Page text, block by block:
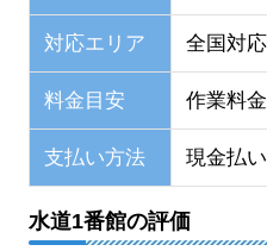
対応エリア 全国対応
料金目安 作業料
支払い方法 現金払
水道1番館の評価